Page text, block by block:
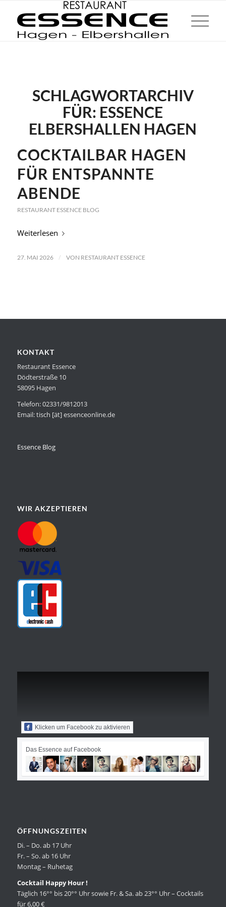
SCHLAGWORTARCHIV
FÜR: ESSENCE
ELBERSHALLEN HAGEN
COCKTAILBAR HAGEN
FÜR ENTSPANNTE
ABENDE
RESTAURANT ESSENCE BLOG
Weiterlesen
27. MAI 2026 / VON RESTAURANT ESSENCE
KONTAKT
Restaurant Essence
Dödterstraße 10
58095 Hagen
Telefon: 02331/9812013
Email: tisch [ät] essenceonline.de
Essence Blog
WIR AKZEPTIEREN
Klicken um Facebook zu aktivieren
Das Essence auf Facebook
ÖFFNUNGSZEITEN
Di. – Do. ab 17 Uhr
Fr. – So. ab 16 Uhr
Montag – Ruhetag
Cocktail Happy Hour !
Täglich 16°° bis 20°° Uhr sowie Fr. & Sa. ab 23°° Uhr – Cocktails
für 6,00 €